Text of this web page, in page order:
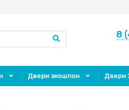
8
Двери экошпон Двери